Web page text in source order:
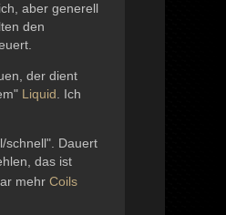
aber generell
den
der dient
Liquid. Ich
schnell". Dauert
das ist
mehrCoils